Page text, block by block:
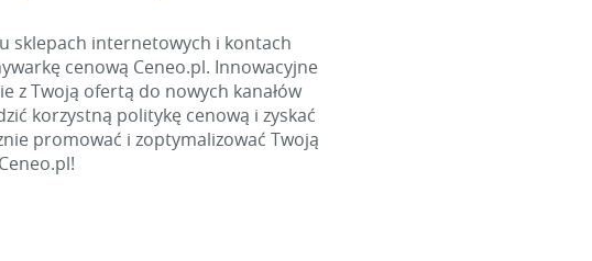
sklepach internetowych i kontach
cenową Ceneo.pl. Innowacyjne
z Twoją ofertą do nowych kanałów
korzystną politykę cenową i zyskać
promować i zoptymalizować Twoją